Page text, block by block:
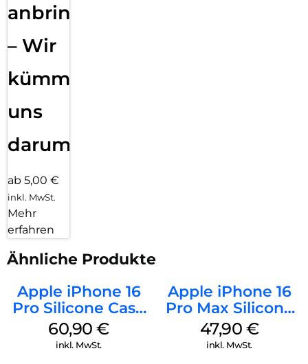
anbringen
– Wir
kümmern
uns
darum!
ab 5,00 €
inkl. MwSt.
Mehr
erfahren
Ähnliche Produkte
Apple iPhone 16
Pro Silicone Case
MagSafe Stone
Gray
60,90€
inkl. MwSt.
Apple iPhone 16
Pro Max Silicone
Case MagSafe
Black
47,90 €
inkl. MwSt.